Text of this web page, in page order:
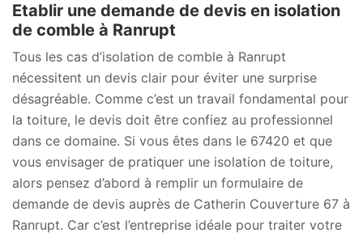
Etablir une demande de devis en isolation
de comble à Ranrupt
Tous les cas d’isolation de comble à Ranrupt
nécessitent un devis clair pour éviter une surprise
désagréable. Comme c’est un travail fondamental pour
la toiture, le devis doit être confiez au professionnel
dans ce domaine. Si vous êtes dans le 67420 et que
vous envisager de pratiquer une isolation de toiture,
alors pensez d’abord à remplir un formulaire de
demande de devis auprès de Catherin Couverture 67 à
Ranrupt. Car c’est l’entreprise idéale pour traiter votre